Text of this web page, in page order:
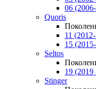
06
Quoris
11
15
Seltos
19 (2019
Stinger